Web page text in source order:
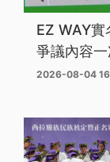
EZ WAY實
爭議內容
2026-08-04